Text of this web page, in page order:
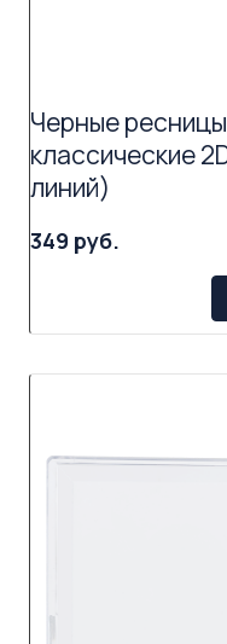
Черные
классические
линий)
349 руб.